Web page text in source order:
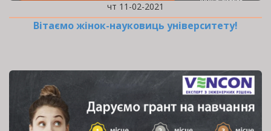
чт 11-02-2021
Вітаємо жінок-науковиць університету!